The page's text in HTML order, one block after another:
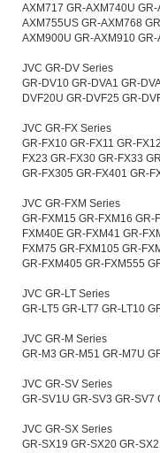
AXM717 GR-AXM740U
AXM755US GR-AXM768
AXM900U GR-AXM910
JVC GR-DV Series
GR-DV10 GR-DVA1 GR-
DVF20U GR-DVF25 GR-
JVC GR-FX Series
GR-FX10 GR-FX11 GR-
FX23 GR-FX30 GR-FX33
GR-FX305 GR-FX401 GR-
JVC GR-FXM Series
GR-FXM15 GR-FXM16 GR-
FXM40E GR-FXM41 GR-
FXM75 GR-FXM105 GR-
GR-FXM405 GR-FXM555
JVC GR-LT Series
GR-LT5 GR-LT7 GR-LT10
JVC GR-M Series
GR-M3 GR-M51 GR-M7U
JVC GR-SV Series
GR-SV1U GR-SV3 GR-SV7
JVC GR-SX Series
GR-SX19 GR-SX20 GR-